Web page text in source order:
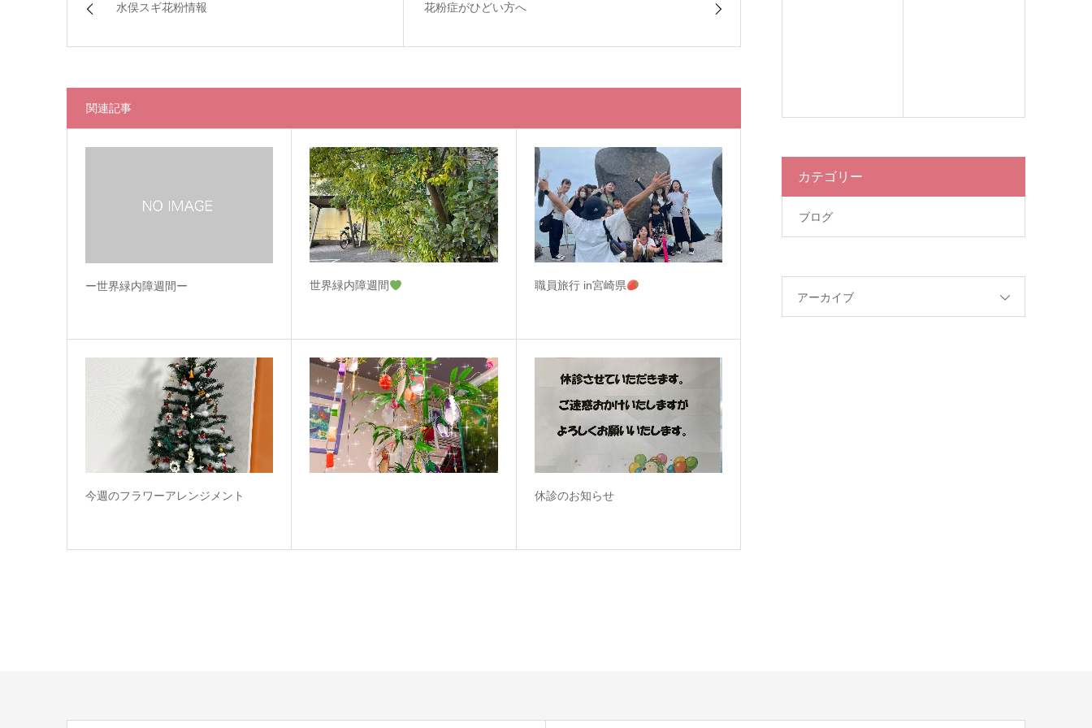
水俣スギ花粉情報 花粉症がひどい方へ
関連記事
ー世界緑内障週間ー 世界緑内障週間 職員旅行 in宮崎県
今週のフラワーアレンジメント 休診のお知らせ
カテゴリー
ブログ
アーカイブ